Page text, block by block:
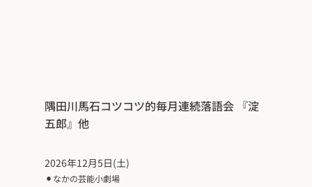
隅田川馬石コツコツ的毎月連続落語会 『淀
五郎』他
2026年12月5日(土)
なかの芸能小劇場
⚫︎